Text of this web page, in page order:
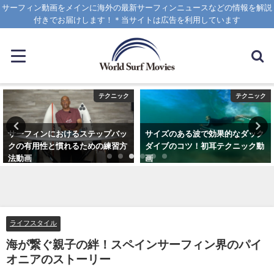
サーフィン動画をメインに海外の最新サーフィンニュースなどの情報を解説
付きでお届けします！＊当サイトは広告を利用しています
テクニック
サーフィンにおけるステップバッ
クの有用性と慣れるための練習方
法動画
テクニック
サイズのある波で効果的なダック
ダイブのコツ！初耳テクニック動
画
ライフスタイル
海が繋ぐ親子の絆！スペインサーフィン界のパイ
オニアのストーリー